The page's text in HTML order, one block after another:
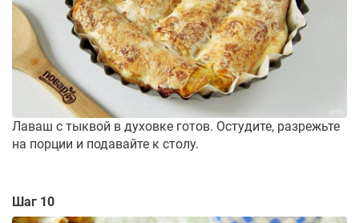
Лаваш с тыквой в духовке готов. Остудите, разрежьте
на порции и подавайте к столу.
Шаг 10